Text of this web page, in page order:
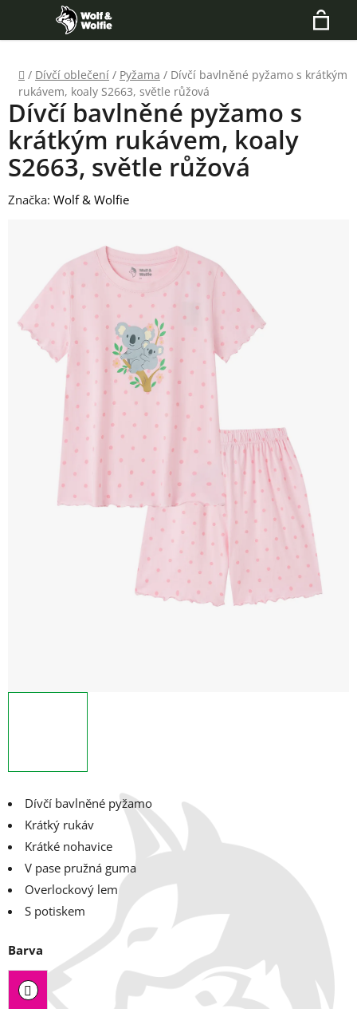
obsah
Hledat
Domů
/ Dívčí oblečení / Pyžama / Dívčí bavlněné pyžamo s krátkým
rukávem, koaly S2663, světle růžová
Dívčí bavlněné pyžamo
Krátký rukáv
Krátké nohavice
V pase pružná guma
Overlockový lem
S potiskem
Barva
Dívčí bavlněné pyžamo s
krátkým rukávem, koaly
S2663, světle růžová
Značka: Wolf & Wolfie